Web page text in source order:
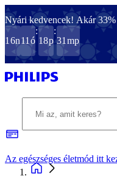
Nyári kedvencek! Akár
16n11 ó
:
18p
:
31 mp
Az egészséges életmód itt